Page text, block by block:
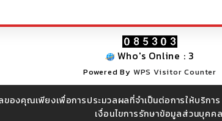
งคุณเพียงเพื่อการประมวลผลที่จำเป็นต่อการให้บริกา
เงื่อนไขการรักษาข้อมูลส่วนบุคคล
Who's Online : 3
Powered By WPS Visitor Counter